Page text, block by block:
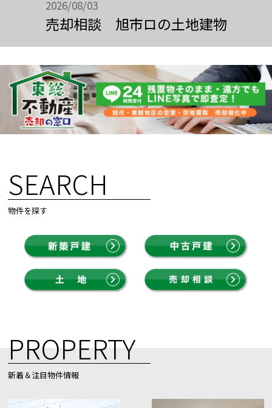
2026/08/03
売却相談 旭市ロの土地建物
SEARCH
物件を探す
PROPERTY
新着＆注目物件情報